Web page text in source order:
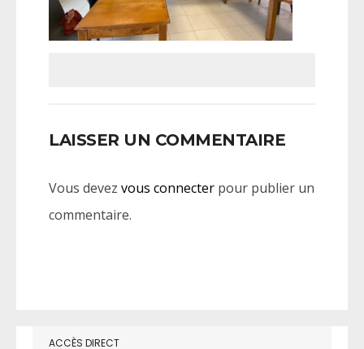
LAISSER UN COMMENTAIRE
Vous devez vous connecter pour publier un
commentaire.
ACCÈS DIRECT